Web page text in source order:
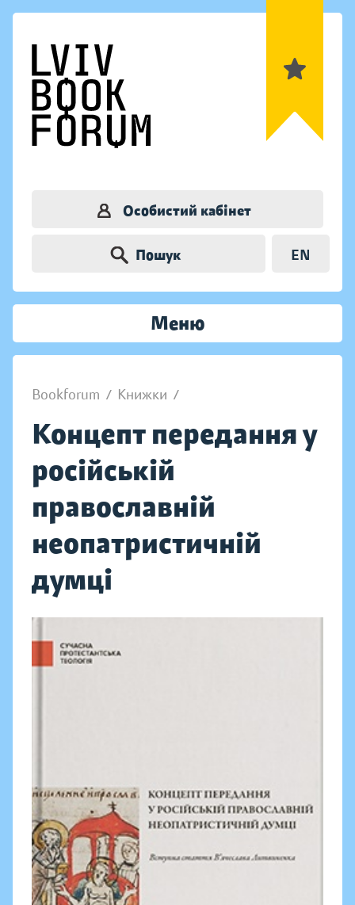
Особистий кабінет
Пошук EN
Меню
Bookforum / Книжки /
Концепт передання у
російській
православній
неопатристичній
думці